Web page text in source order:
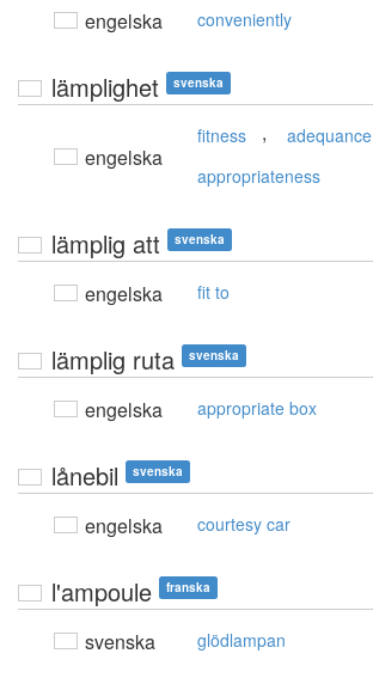
engelska conveniently
lämplighet svenska
engelska
fitness , adequance
appropriateness
lämplig att svenska
engelska fit to
lämplig ruta svenska
engelska appropriate box
lånebil svenska
engelska courtesy car
l'ampoule franska
svenska glödlampan